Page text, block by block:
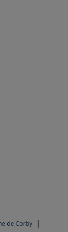
de Corby |